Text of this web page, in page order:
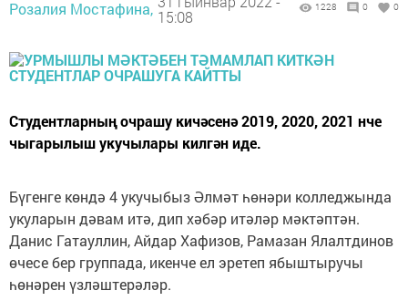
Розалия Мостафина, 15:08
1228 0 0
Студентларның очрашу кичәсенә 2019, 2020, 2021 нче
чыгарылыш укучылары килгән иде.
Бүгенге көндә 4 укучыбыз Әлмәт һөнәри колледжында
укуларын дәвам итә, дип хәбәр итәләр мәктәптән.
Данис Гатауллин, Айдар Хафизов, Рамазан Ялалтдинов
өчесе бер группада, икенче ел эретеп ябыштыручы
һөнәрен үзләштерәләр.